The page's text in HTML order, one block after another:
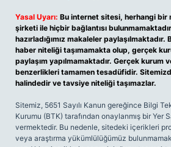
Yasal Uyarı: Bu internet sitesi, herhangi bir
şirketi ile hiçbir bağlantısı
hazırladığımız makaleler
haber niteliği taşımamakta olup, gerçek
paylaşım yapılmamaktadır. Gerçek kurum
benzerlikleri tamamen tesadüfidir.
halindedir ve tavsiye niteliği taşımazlar.
Sitemiz, 5651 Sayılı Kanun gereğince Bilgi
Kurumu (BTK) tarafından onaylanmış bir Yer
vermektedir. Bu nedenle, sitedeki içerikleri
veya araştırma yükümlülüğümüz